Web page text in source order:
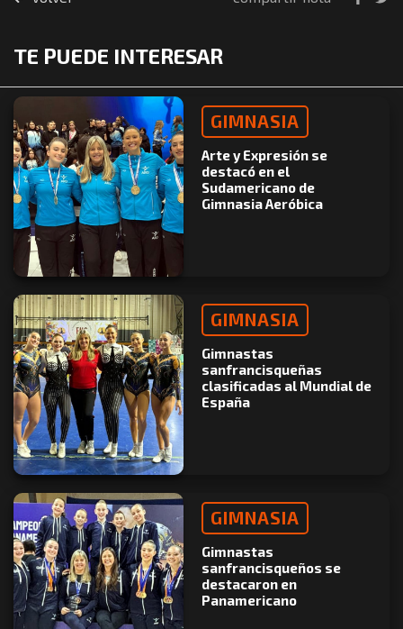
TE PUEDE INTERESAR
GIMNASIA
Arte y Expresión se
destacó en el
Sudamericano de
Gimnasia Aeróbica
GIMNASIA
Gimnastas
sanfrancisqueñas
clasificadas al Mundial de
España
GIMNASIA
Gimnastas
sanfrancisqueños se
destacaron en
Panamericano